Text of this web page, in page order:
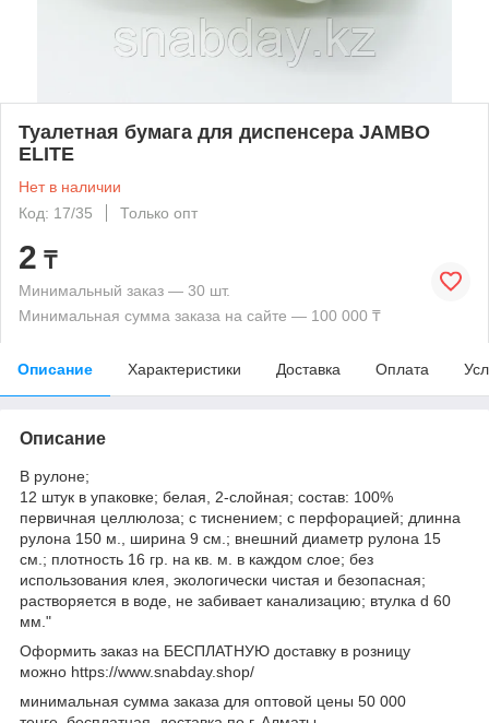
Туалетная бумага для диспенсера JAMBO
ELITE
Нет в наличии
Код: 17/35
Только опт
2 ₸
Минимальный заказ — 30 шт.
Минимальная сумма заказа на сайте — 100 000 ₸
Описание Характеристики Доставка Оплата
Описание
В рулоне;
12 штук в упаковке; белая, 2-слойная; состав: 100%
первичная целлюлоза; с тиснением; с перфорацией; длинна
рулона 150 м., ширина 9 см.; внешний диаметр рулона 15
см.; плотность 16 гр. на кв. м. в каждом слое; без
использования клея, экологически чистая и безопасная;
растворяется в воде, не забивает канализацию; втулка d 60
мм."
Оформить заказ на БЕСПЛАТНУЮ доставку в розницу
можно https://www.snabday.shop/
минимальная сумма заказа для оптовой цены 50 000